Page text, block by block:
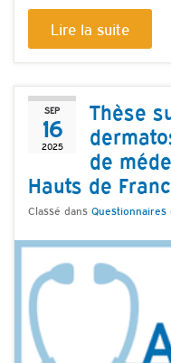
Lire la suite
SEP
16
2025
Thèse
de
Hauts de
Classé dans Questionnaires